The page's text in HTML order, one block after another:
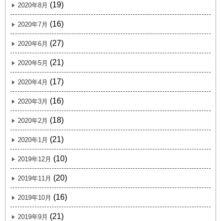
2020年8月 (19)
2020年7月 (16)
2020年6月 (27)
2020年5月 (21)
2020年4月 (17)
2020年3月 (16)
2020年2月 (18)
2020年1月 (21)
2019年12月 (10)
2019年11月 (20)
2019年10月 (16)
2019年9月 (21)